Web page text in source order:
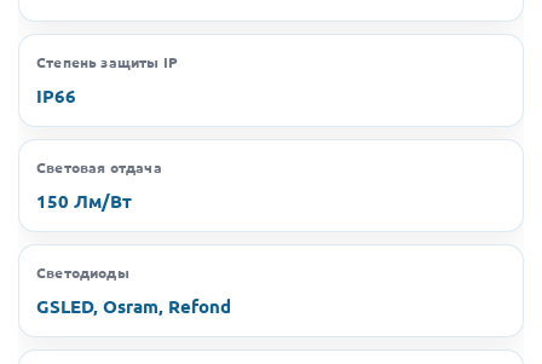
Степень защиты IP
IP66
Световая отдача
150 Лм/Вт
Светодиоды
GSLED, Osram, Refond